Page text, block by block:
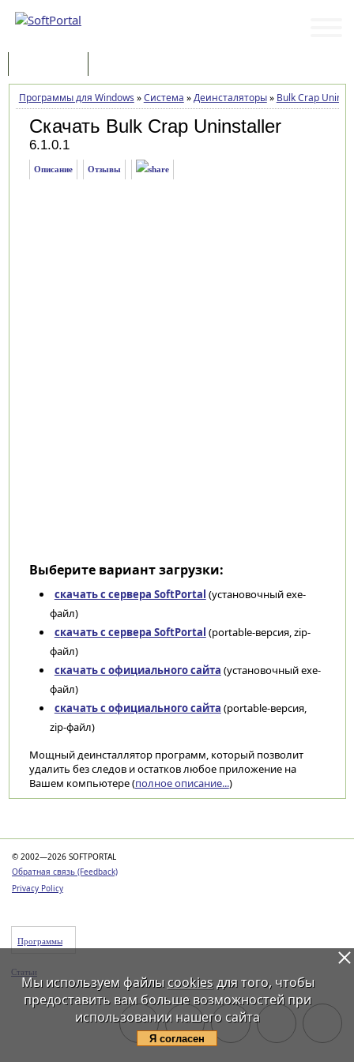
Программы для Windows »Система »Деинсталяторы» Bulk Crap
Скачать Bulk Crap Uninstaller
6.1.0.1
Описание Отзывы
Выберите вариант загрузки:
скачать с сервера SoftPortal (установочный exe-
файл)
скачать с сервера SoftPortal (portable-версия, zip-
файл)
скачать с официального сайта (установочный exe-
файл)
скачать с официального сайта (portable-версия,
zip-файл)
Мощный деинсталлятор программ, который позволит
удалить без следов и остатков любое приложение на
Вашем компьютере (полное описание...)
© 2002—2026 SOFTPORTAL
Обратная связь (Feedback)
Privacy Policy
Программы
Статьи
Мы используем файлы cookiesдля того, чтобы
предоставить вам больше возможностей при
использовании нашего сайта